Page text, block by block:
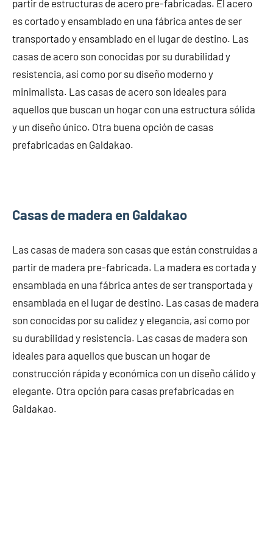
partir de estructuras de acero pre-fabricadas. El acero
es cortado y ensamblado en una fábrica antes de ser
transportado y ensamblado en el lugar de destino. Las
casas de acero son conocidas por su durabilidad y
resistencia, así como por su diseño moderno y
minimalista. Las casas de acero son ideales para
aquellos que buscan un hogar con una estructura sólida
y un diseño único. Otra buena opción de casas
prefabricadas en Galdakao.
Casas de madera en Galdakao
Las casas de madera son casas que están construidas a
partir de madera pre-fabricada. La madera es cortada y
ensamblada en una fábrica antes de ser transportada y
ensamblada en el lugar de destino. Las casas de madera
son conocidas por su calidez y elegancia, así como por
su durabilidad y resistencia. Las casas de madera son
ideales para aquellos que buscan un hogar de
construcción rápida y económica con un diseño cálido y
elegante. Otra opción para casas prefabricadas en
Galdakao.